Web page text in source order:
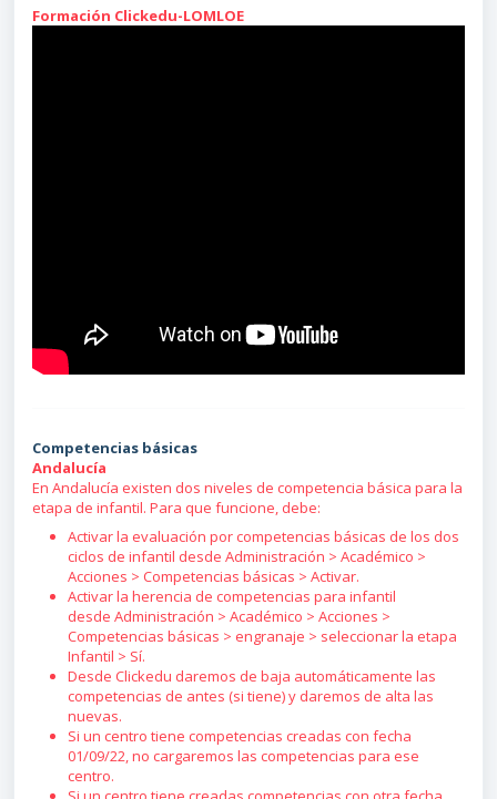
Formación Clickedu-LOMLOE
Competencias básicas
Andalucía
En Andalucía existen dos niveles de competencia básica para la
etapa de infantil. Para que funcione, debe:
Activar la evaluación por competencias básicas de los dos
ciclos de infantil desde Administración > Académico >
Acciones > Competencias básicas > Activar.
Activar la herencia de competencias para infantil
desde Administración > Académico > Acciones >
Competencias básicas > engranaje > seleccionar la etapa
Infantil > Sí.
Desde Clickedu daremos de baja automáticamente las
competencias de antes (si tiene) y daremos de alta las
nuevas.
Si un centro tiene competencias creadas con fecha
01/09/22, no cargaremos las competencias para ese
centro.